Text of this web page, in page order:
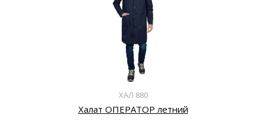
ХАЛ 880
Халат ОПЕРАТОР летний